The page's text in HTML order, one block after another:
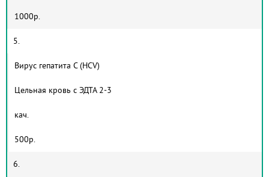
1000р.
5.
Вирус гепатита С (HCV)
Цельная кровь с ЭДТА 2-3
кач.
500р.
6.